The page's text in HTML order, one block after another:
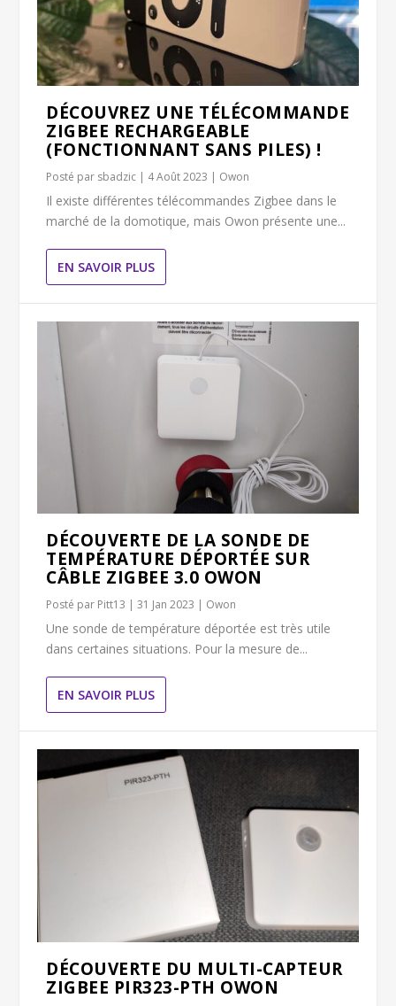
DÉCOUVREZ UNE TÉLÉCOMMANDE
ZIGBEE RECHARGEABLE
(FONCTIONNANT SANS PILES) !
Posté par sbadzic | 4 Août 2023 | Owon
Il existe différentes télécommandes Zigbee dans le
marché de la domotique, mais Owon présente une...
EN SAVOIR PLUS
DÉCOUVERTE DE LA SONDE DE
TEMPÉRATURE DÉPORTÉE SUR
CÂBLE ZIGBEE 3.0 OWON
Posté par Pitt13 |31 Jan 2023 | Owon
Une sonde de température déportée est très utile
dans certaines situations. Pour la mesure de...
EN SAVOIR PLUS
DÉCOUVERTE DU MULTI-CAPTEUR
ZIGBEE PIR323-PTH OWON